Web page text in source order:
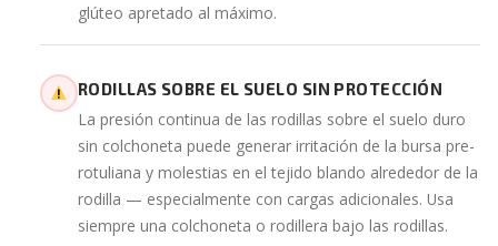
glúteo apretado al máximo.
RODILLAS SOBRE EL SUELO SIN PROTECCIÓN
La presión continua de las rodillas sobre el suelo duro
sin colchoneta puede generar irritación de la bursa pre-
rotuliana y molestias en el tejido blando alrededor de la
rodilla — especialmente con cargas adicionales. Usa
siempre una colchoneta o rodillera bajo las rodillas.